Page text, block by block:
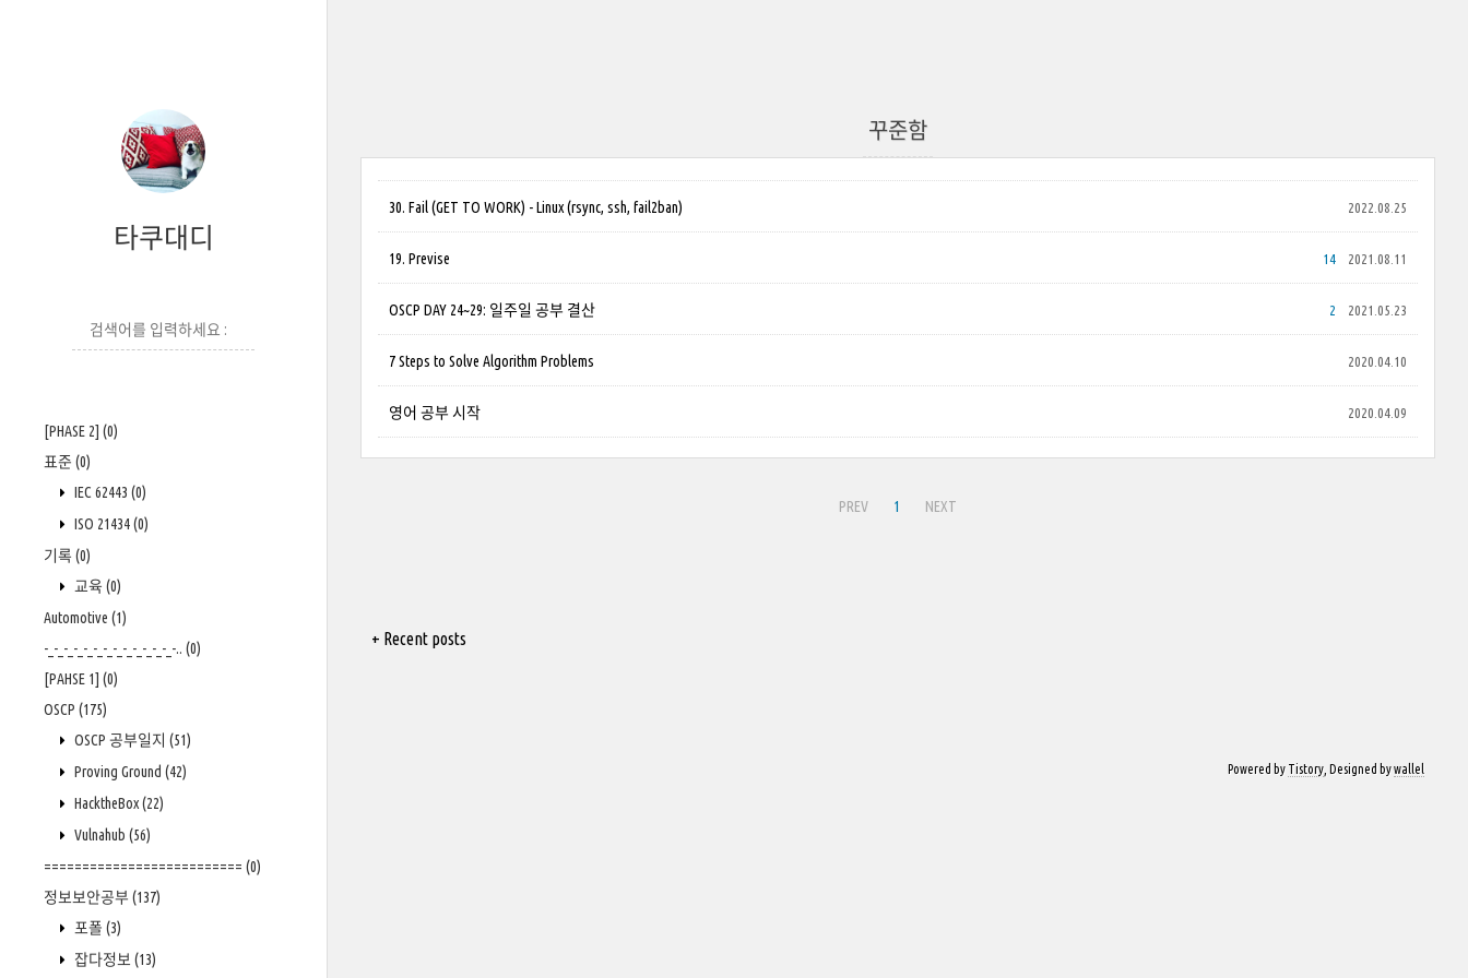
타쿠대디
[PHASE 2] (0)
표준 (0)
IEC 62443 (0)
ISO 21434(0)
기록 (0)
교육 (0)
Automotive (1)
-_-_-_-_-_-_-_-_-_-_-_-_-_-.. (0)
[PAHSE 1] (0)
OSCP (175)
OSCP 공부일지 (51)
Proving Ground (42)
HacktheBox(22)
Vulnahub (56)
========================== (0)
정보보안공부 (137)
포폴 (3)
잡다정보 (13)
꾸준함
30. Fail (GET TO WORK) - Linux (rsync, ssh, fail2ban) 2022.08.25
19. Previse 2021.08.11
14
OSCP DAY 24~29: 일주일 공부 결산 2021.05.23
2
7 Steps to Solve Algorithm Problems 2020.04.10
영어 공부 시작 2020.04.09
PREV 1 NEXT
+ Recent posts
Powered by Tistory , Designed bywallel